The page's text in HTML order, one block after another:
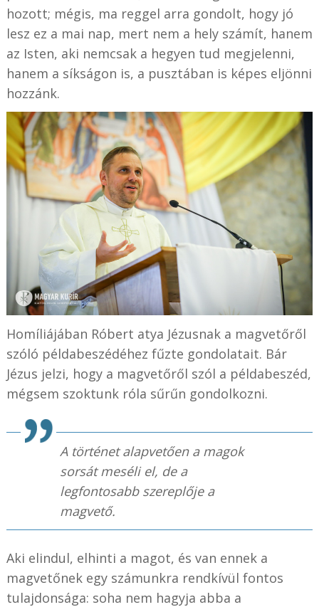
hozott; mégis, ma reggel arra gondolt, hogy jó
lesz ez a mai nap, mert nem a hely számít, hanem
az Isten, aki nemcsak a hegyen tud megjelenni,
hanem a síkságon is, a pusztában is képes eljönni
hozzánk.
Homíliájában Róbert atya Jézusnak a magvetőről
szóló példabeszédéhez fűzte gondolatait. Bár
Jézus jelzi, hogy a magvetőről szól a példabeszéd,
mégsem szoktunk róla sűrűn gondolkozni.
A történet alapvetően a magok
sorsát meséli el, de a
legfontosabb szereplője a
magvető.
Aki elindul, elhinti a magot, és van ennek a
magvetőnek egy számunkra rendkívül fontos
tulajdonsága: soha nem hagyja abba a